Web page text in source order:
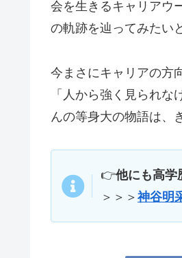
会を生きるキャリアウ
の軌跡を辿ってみたい
今まさにキャリアの方
「人から強く見られ
んの等身大の物語は、
👉他にも高学
＞＞＞ 神谷明